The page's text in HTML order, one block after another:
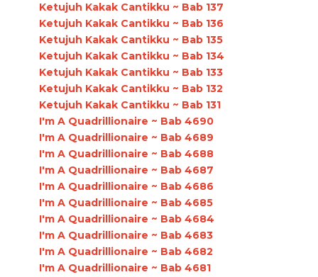
Ketujuh Kakak Cantikku ~ Bab 137
Ketujuh Kakak Cantikku ~ Bab 136
Ketujuh Kakak Cantikku ~ Bab 135
Ketujuh Kakak Cantikku ~ Bab 134
Ketujuh Kakak Cantikku ~ Bab 133
Ketujuh Kakak Cantikku ~ Bab 132
Ketujuh Kakak Cantikku ~ Bab 131
I'm A Quadrillionaire ~ Bab 4690
I'm A Quadrillionaire ~ Bab 4689
I'm A Quadrillionaire ~ Bab 4688
I'm A Quadrillionaire ~ Bab 4687
I'm A Quadrillionaire ~ Bab 4686
I'm A Quadrillionaire ~ Bab 4685
I'm A Quadrillionaire ~ Bab 4684
I'm A Quadrillionaire ~ Bab 4683
I'm A Quadrillionaire ~ Bab 4682
I'm A Quadrillionaire ~ Bab 4681